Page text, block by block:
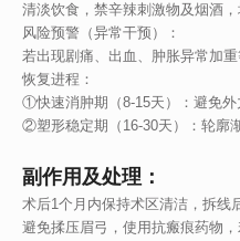
清淡饮食，禁辛辣刺激物及烟酒，
风险预警（异常干预）：
若出现剧痛、出血、肿胀异常加重
恢复进程：
①快速消肿期（8-15天）：避免外
②塑形稳定期（16-30天）：轮廓
副作用及处理：
术后1个月内保持术区清洁，拆线
避免揉压眉弓，使用抗瘢痕药物